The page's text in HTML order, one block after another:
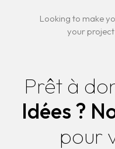
Looking to make
your
Prêt à
Idées ?
pour